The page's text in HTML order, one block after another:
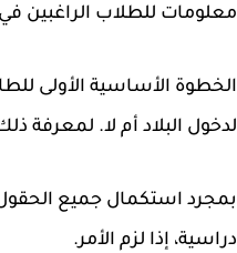
معلومات للطلاب الراغبين في
الخطوة الأساسية الأولى
لدخول البلاد أم لا. لمعرفة
بمجرد استكمال جميع
دراسية، إذا لزم الأمر.